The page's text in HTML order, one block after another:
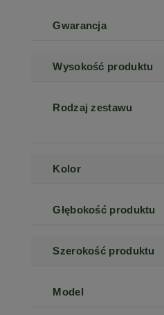
Gwarancja
Wysokość produktu
Rodzaj zestawu
Kolor
Głębokość produktu
Szerokość produktu
Model